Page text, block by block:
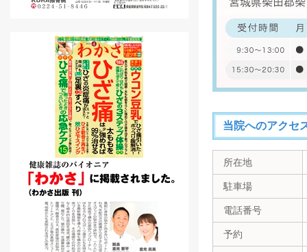
当院へのアクセ
所在地
駐車場
電話番号
予約